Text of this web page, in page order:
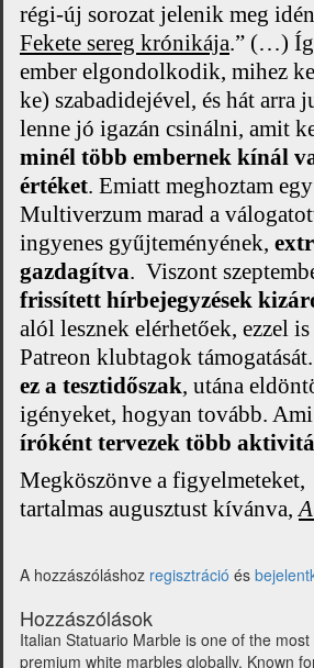
régi-új sorozat jelenik meg
Fekete sereg krónikája.” (…)
ember elgondolkodik, mihez
ke) szabadidejével, és hát arra
lenne jó igazán csinálni, amit
minél több embernek kínál
értéket. Emiatt meghoztam
Multiverzum marad a
ingyenes gyűjteményének,
gazdagítva. Viszont
frissített hírbejegyzések
alól lesznek elérhetőek, ezzel
Patreon klubtagok támogatását.
ez a tesztidőszak, utána
igényeket, hogyan tovább.
íróként tervezek több
Megköszönve a figyelmeteket,
tartalmas augusztust kívánva,
A hozzászóláshoz regisztráció és
Hozzászólások
Italian Statuario Marble is one of the
premium white marbles globally. Known